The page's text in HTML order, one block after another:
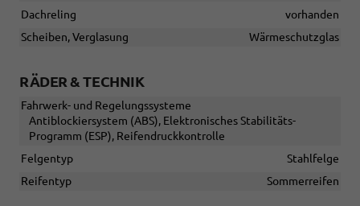
Dachreling
vorhanden
Scheiben, Verglasung
Wärmeschutzglas
RÄDER & TECHNIK
Fahrwerk- und Regelungssysteme
Antiblockiersystem (ABS), Elektronisches Stabilitäts-
Programm (ESP), Reifendruckkontrolle
Felgentyp
Stahlfelge
Reifentyp
Sommerreifen